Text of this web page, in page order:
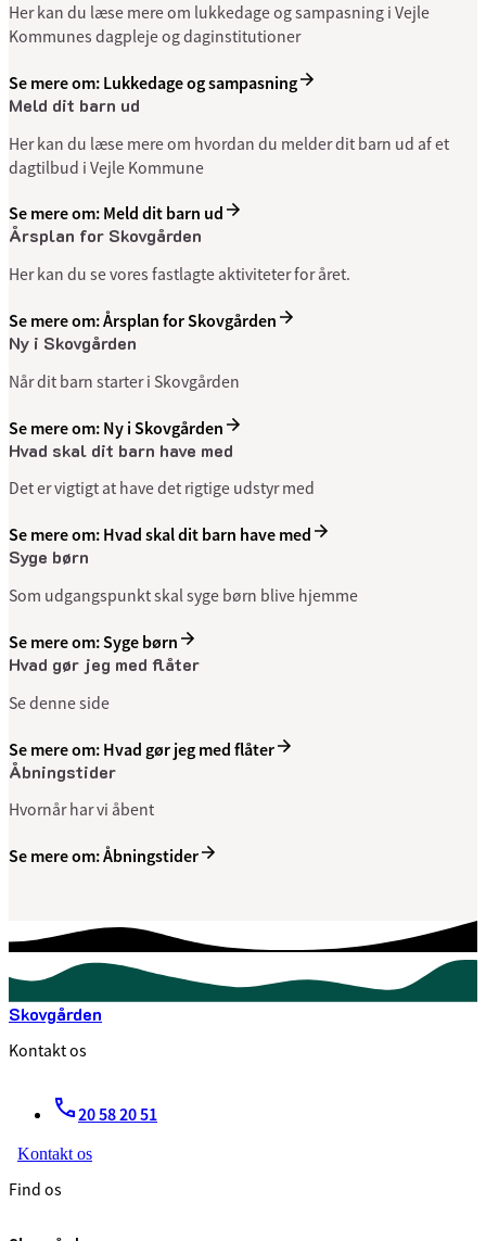
Her kan du læse mere om lukkedage og sampasning i Vejle
Kommunes dagpleje og daginstitutioner
Se mere om: Lukkedage og sampasning
Meld dit barn ud
Her kan du læse mere om hvordan du melder dit barn ud af et
dagtilbud i Vejle Kommune
Se mere om: Meld dit barn ud
Årsplan for Skovgården
Her kan du se vores fastlagte aktiviteter for året.
Se mere om: Årsplan for Skovgården
Ny i Skovgården
Når dit barn starter i Skovgården
Se mere om: Ny i Skovgården
Hvad skal dit barn have med
Det er vigtigt at have det rigtige udstyr med
Se mere om: Hvad skal dit barn have med
Syge børn
Som udgangspunkt skal syge børn blive hjemme
Se mere om: Syge børn
Hvad gør jeg med flåter
Se denne side
Se mere om: Hvad gør jeg med flåter
Åbningstider
Hvornår har vi åbent
Se mere om: Åbningstider
Skovgården
Kontakt os
20 58 20 51
Kontakt os
Find os